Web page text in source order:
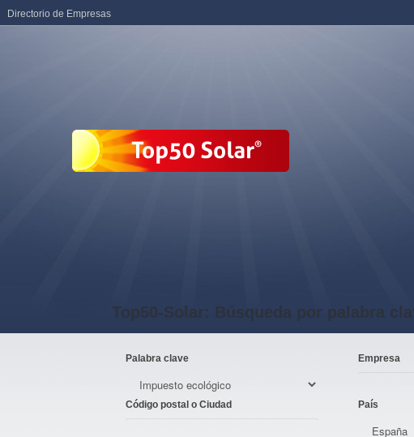
Top50-Solar: Búsqueda por palabra
Palabra clave Empresa
Código postal o Ciudad País
Directorio de Empresas